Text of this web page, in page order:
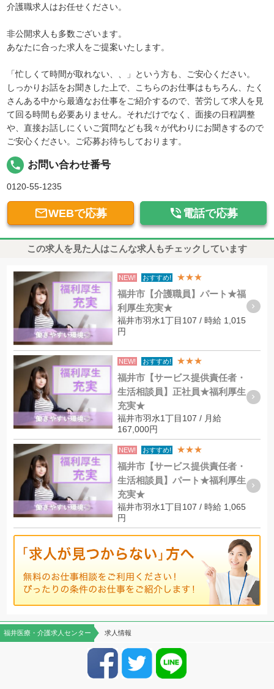
介護職求人はお任せください。
非公開求人も多数ございます。
あなたに合った求人をご提案いたします。
「忙しくて時間が取れない、、」という方も、ご安心ください。
しっかりお話をお聞きした上で、こちらのお仕事はもちろん、たく
さんある中から最適なお仕事をご紹介するので、苦労して求人を見
て回る時間も必要ありません。それだけでなく、面接の日程調整
や、直接お話しにくいご質問なども我々が代わりにお聞きするので
ご安心ください。ご応募お待ちしております。
local_phone お問い合わせ番号
0120-55-1235
WEBで応募  電話で応募
この求人を見た人はこんな求人もチェックしています
NEW! おすすめ! ★★★
福井市【介護職員】パート★福
利厚生充実★
福井市羽水1丁目107 / 時給 1,015
円
NEW! おすすめ! ★★★
福井市【サービス提供責任者・
生活相談員】正社員★福利厚生
充実★
福井市羽水1丁目107 / 月給
167,000円
NEW! おすすめ! ★★★
福井市【サービス提供責任者・
生活相談員】パート★福利厚生
充実★
福井市羽水1丁目107 / 時給 1,065
円
福井医療・介護求人センター 求人情報